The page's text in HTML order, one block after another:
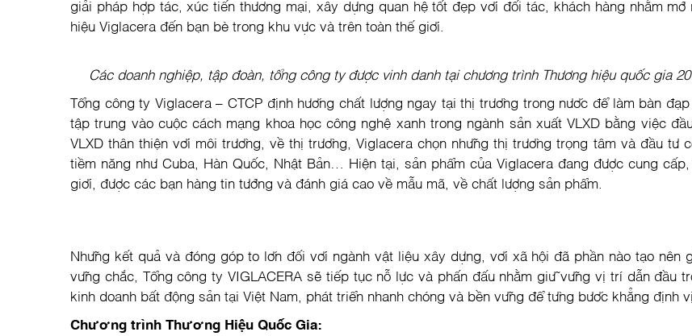
giải pháp hợp tác, xúc tiến thương mại, xây dựng quan hệ tốt đẹp với đối tác, khách hàng nhằm
hiệu Viglacera đến bạn bè trong khu vực và trên toàn thế giới.
Các doanh nghiệp, tập đoàn, tổng công ty được vinh danh tại chương trình Thương hiệu quốc gia
Tổng công ty Viglacera – CTCP định hướng chất lượng ngay tại thị trường trong nước để làm bàn
tập trung vào cuộc cách mạng khoa học công nghệ xanh trong ngành sản xuất VLXD bằng việc
VLXD thân thiện với môi trường, về thị trường, Viglacera chọn những thị trường trọng tâm và đầu tư
tiềm năng như Cuba, Hàn Quốc, Nhật Bản… Hiện tại, sản phẩm của Viglacera đang được cung
giới, được các bạn hàng tin tưởng và đánh giá cao về mẫu mã, về chất lượng sản phẩm.
Những kết quả và đóng góp to lớn đối với ngành vật liệu xây dựng, với xã hội đã phần nào tạo nên
vững chắc, Tổng công ty VIGLACERA sẽ tiếp tục nỗ lực và phấn đấu nhằm giữ vững vị trí dẫn đầu
kinh doanh bất động sản tại Việt Nam, phát triển nhanh chóng và bền vững để từng bước khẳng định
​Chương trình Thương Hiệu Quốc Gia: